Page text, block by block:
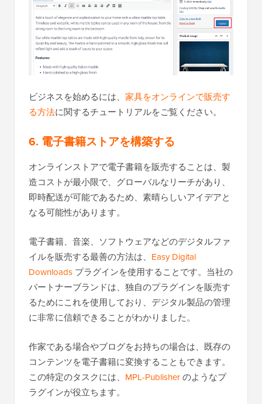
ビジネスを始めるには、 家具をオンラインで販売す
る方法に関するチュートリアルをご覧ください。
6. 電子書籍ストアを構築する
オンラインストアで電子書籍を販売することは、製
造コストが最小限で、グローバルなリーチがあり、
即時配送が可能であるため、素晴らしいアイデアと
なる可能性があります。
電子書籍、音楽、ソフトウェアなどのデジタルファ
イルを販売する最善の方法は、 Easy Digital
Downloads プラグインを使用することです。当社の
パートナーブランドは、独自のプラグインを販売す
るためにこれを使用しており、デジタル製品の管理
に非常に信頼できることがわかりました。
作家である場合やブログをお持ちの場合は、既存の
コンテンツを電子書籍に変換することもできます。
この特定のタスクには、 MPL-Publisherのようなプ
ラグインが役立ちます。